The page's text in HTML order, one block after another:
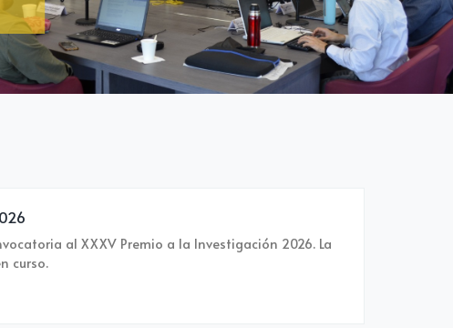
al XXXV Premio a la Investigación 2026. La
curso.